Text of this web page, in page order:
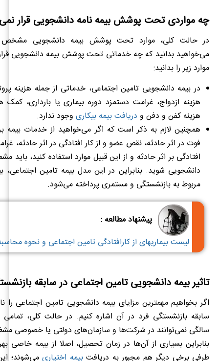
چه مواردی تحت پوشش بیمه نامه دانشجویی قرار
در حالت کلی، موارد تحت پوشش بیمه دانشجویی مشخص
می‌خواهید بدانید که چه خدماتی تحت پوشش بیمه دانشجویی قرار
موارد زیر را بدانید:
در بیمه دانشجویی تامین اجتماعی، خدماتی از جمله هزینه
هزینه ازدواج، غرامت دستمزد دوره بیماری یا بارداری، کمک
هزینه کفن و دفن و دریافت بیمه بیکاری وجود ندارد.
همچنین لازم به ذکر است که اگر می‌خواهید از خدمات بیمه
فوت در اثر حادثه، نقص عضو و از کار افتادگی در اثر حادثه،
افتادگی بر اثر حادثه و از این قبیل موارد استفاده کنید، باید
دانشجویی شوید. بنابراین در این مدل بیمه تامین اجتماعی،
مربوط به بازنشستگی و مستمری پرداخته می‌شود.
پیشنهاد مطالعه :
لیست بیماریهای از کارافتادگی تامین اجتماعی و نحوه
تاثیر بیمه دانشجویی تامین اجتماعی در سابقه
اگر بخواهیم مهمترین مزایای بیمه دانشجویی تامین اجتماعی را
سالگی نمی‌توانند در شرکت‌ها و سازمان‌های دولتی یا خصوصی
بنابراین بسیاری از آن‌ها در زمان تحصیل، اصلا از بیمه خاصی
طرفی برخی دیگر هم مجبور به دریافتبیمه اختیاریمی‌شوند؛